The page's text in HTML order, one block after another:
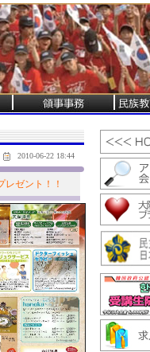
2010-06-22 18:44
ゼント！！